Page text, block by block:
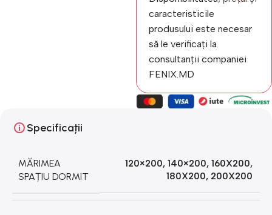
caracteristicile
produsului este necesar
să le verificați la
consultanții companiei
FENIX.MD
Specificații
MĂRIMEA
SPAȚIU DORMIT
120×200, 140×200, 160X200,
180X200, 200X200